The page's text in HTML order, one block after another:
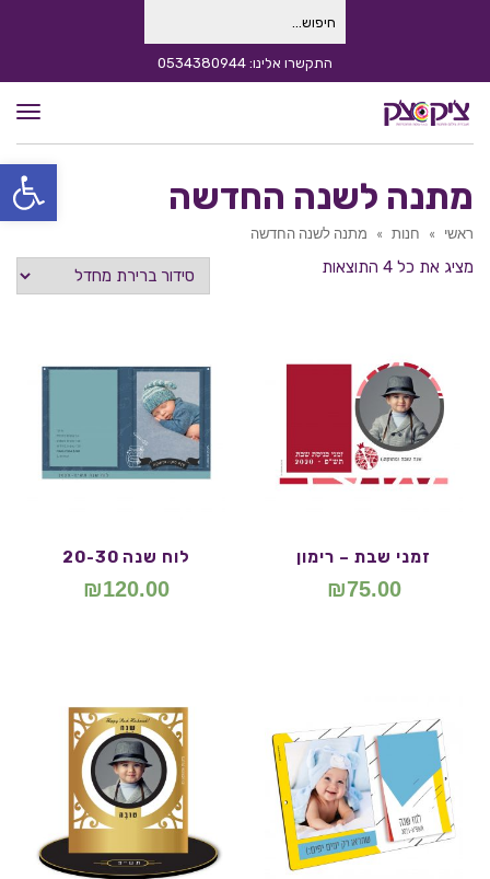
פתח
עבור: התקשרו אלינו: 0534380944
מתנה לשנה החדשה
ראשי » חנות » מתנה לשנה החדשה
מציג את כל 4 התוצאות
זמני שבת – רימון
₪75.00
לוח שנה 20-30
₪120.00